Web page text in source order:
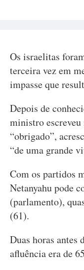
Os israelitas
terceira vez em
impasse que
Depois de
ministro
“obrigado”,
“de uma grande
Com os partidos
Netanyahu pode
(parlamento),
(61).
Duas horas antes
afluência era de